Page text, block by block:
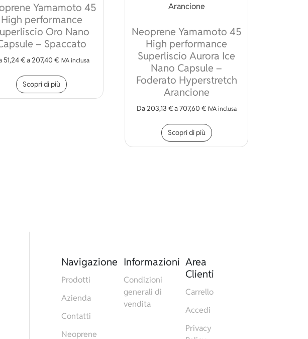
nella pagina del prodotto
varianti. Le opzioni possono essere scelte nella pagina del prodotto
Yamamoto 45
High performance
Oro Nano
– Spaccato
51,24€a207,40€ IVA inclusa
Scopri di più
Questo prodotto ha più varianti. Le opzioni possono essere scelte
Neoprene Yamamoto 45
High performance
Superliscio Aurora Ice
Nano Capsule –
Foderato Hyperstretch
Arancione
Da203,13 €a707,60 € IVA inclusa
Scopri di più
Navigazione
Prodotti
Azienda
Contatti
Neoprene
Informazioni
Condizioni
generali di
vendita
Area
Clienti
Carrello
Accedi
Privacy